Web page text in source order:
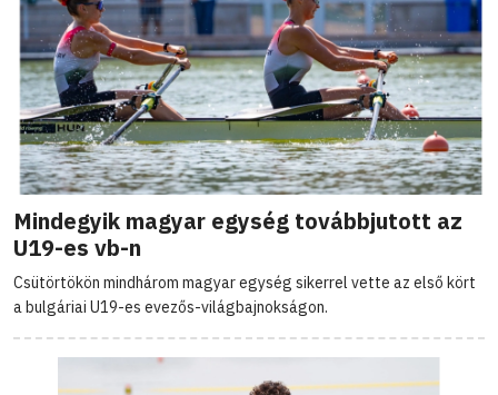
Mindegyik magyar egység továbbjutott az
U19-es vb-n
Csütörtökön mindhárom magyar egység sikerrel vette az első kört
a bulgáriai U19-es evezős-világbajnokságon.